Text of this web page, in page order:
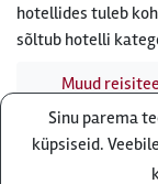
hotellides tuleb
sõltub hotelli
Küsi pakkumist
Muud
uudisvoog
Reisibüroo
Sinu parema
küpsiseid.